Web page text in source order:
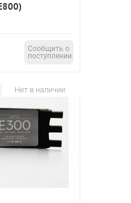
Сообщить о
поступлении
Нет в наличии